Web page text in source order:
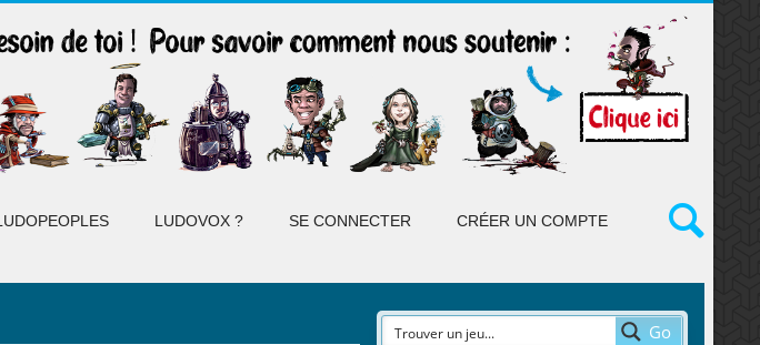
LUDOVOX ? SE CONNECTER CRÉER UN COMPTE
Go